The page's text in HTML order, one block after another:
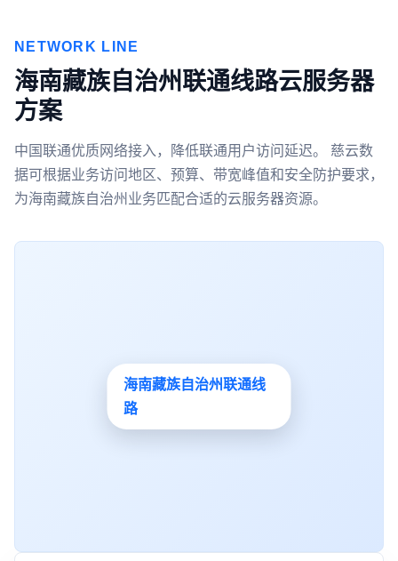
NETWORK LINE
海南藏族自治州联通线路云服务器
方案
中国联通优质网络接入，降低联通用户访问延迟。 慈云数
据可根据业务访问地区、预算、带宽峰值和安全防护要求，
为海南藏族自治州业务匹配合适的云服务器资源。